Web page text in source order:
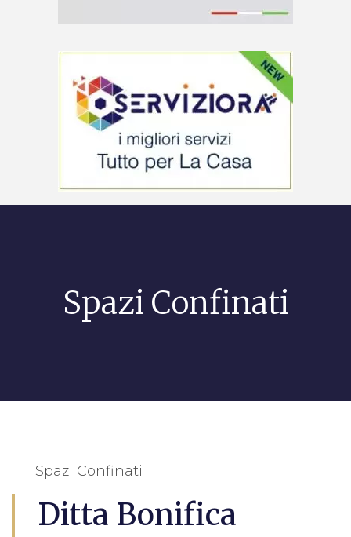
Spazi Confinati
Spazi Confinati
Ditta Bonifica